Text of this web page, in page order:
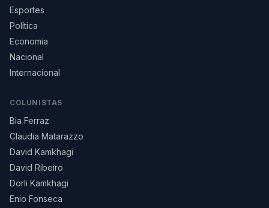
Esportes
Política
Economia
Nacional
Internacional
COLUNISTAS
Bia Ferraz
Claudia Matarazzo
David Kamkhagi
David Ribeiro
Dorli Kamkhagi
Enio Fonseca